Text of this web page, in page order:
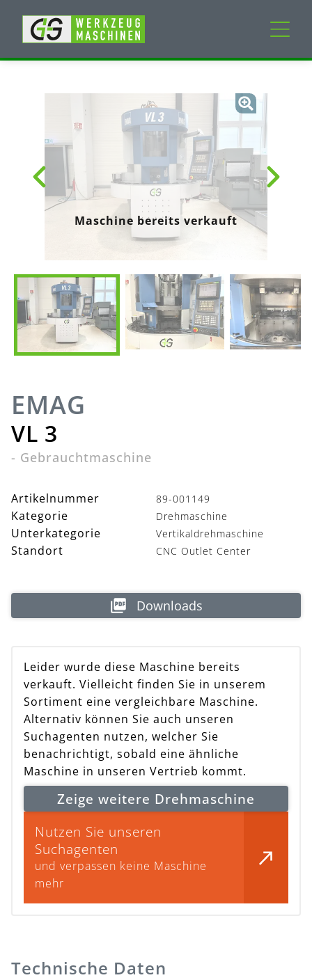
Neumaschinen
Gebrauchtmaschinen
Dienstleistungen
Unternehmen
Maschine bereits verkauft
EMAG
VL 3
- Gebrauchtmaschine
Artikelnummer 89-001149
Kategorie Drehmaschine
Unterkategorie Vertikaldrehmaschine
Standort CNC Outlet Center
Downloads
Leider wurde diese Maschine bereits
verkauft. Vielleicht finden Sie in unserem
Sortiment eine vergleichbare Maschine.
Alternativ können Sie auch unseren
Suchagenten nutzen, welcher Sie
benachrichtigt, sobald eine ähnliche
Maschine in unseren Vertrieb kommt.
Zeige weitere Drehmaschine
Nutzen Sie unseren
Suchagenten
und verpassen keine Maschine
mehr
Technische Daten